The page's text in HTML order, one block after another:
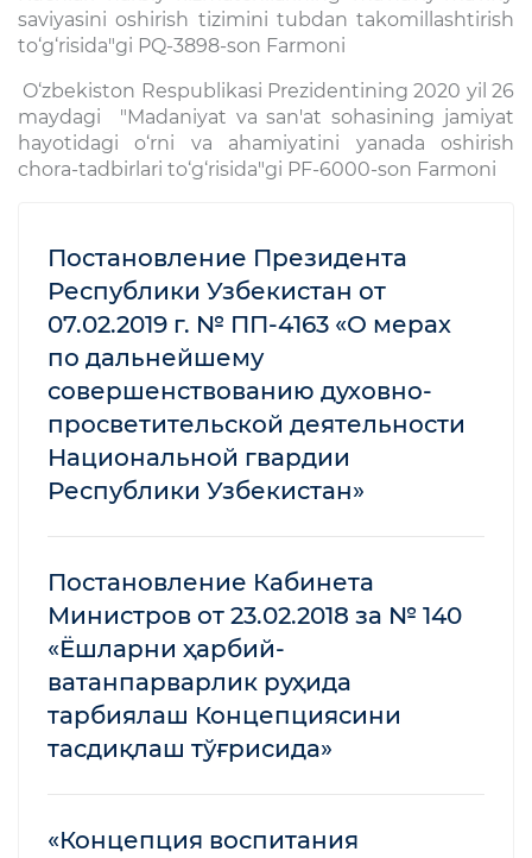
saviyasini oshirish tizimini tubdan takomillashtirish
to‘g‘risida"gi PQ-3898-son Farmoni
O‘zbekiston Respublikasi Prezidentining 2020 yil 26
maydagi "Madaniyat va san'at sohasining jamiyat
hayotidagi o‘rni va ahamiyatini yanada oshirish
chora-tadbirlari to‘g‘risida"gi PF-6000-son Farmoni
Постановление Президента
Республики Узбекистан от
07.02.2019 г. № ПП-4163 «О мерах
по дальнейшему
совершенствованию духовно-
просветительской деятельности
Национальной гвардии
Республики Узбекистан»
Постановление Кабинета
Министров от 23.02.2018 за № 140
«Ёшларни ҳарбий-
ватанпарварлик руҳида
тарбиялаш Концепциясини
тасдиқлаш тўғрисида»
«Концепция воспитания